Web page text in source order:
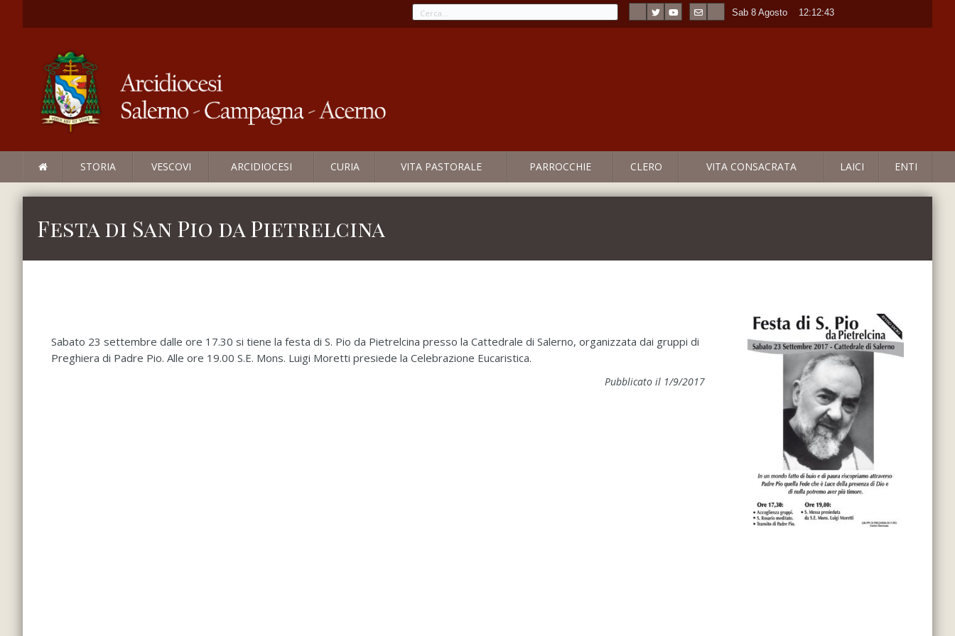
Sab 8 Agosto 12:12:43
STORIA VESCOVI ARCIDIOCESI CURIA VITA PASTORALE PARROCCHIE CLERO VITA CONSACRATA LAICI ENTI
Festa di San Pio da Pietrelcina
Sabato 23 settembre dalle ore 17.30 si tiene la festa di S. Pio da Pietrelcina presso la Cattedrale di Salerno, organizzata dai gruppi di
Preghiera di Padre Pio. Alle ore 19.00 S.E. Mons. Luigi Moretti presiede la Celebrazione Eucaristica.
Pubblicato il 1/9/2017